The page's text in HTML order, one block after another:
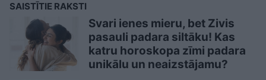
SAISTĪTIE RAKSTI
Svari ienes mieru, bet Zivis
pasauli padara siltāku! Kas
katru horoskopa zīmi padara
unikālu un neaizstājamu?